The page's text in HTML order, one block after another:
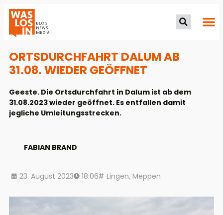
ORTSDURCHFAHRT DALUM AB
31.08. WIEDER GEÖFFNET
Geeste. Die Ortsdurchfahrt in Dalum ist ab dem
31.08.2023 wieder geöffnet. Es entfallen damit
jegliche Umleitungsstrecken.
FABIAN BRAND
23. August 2023 18:06 Lingen, Meppen